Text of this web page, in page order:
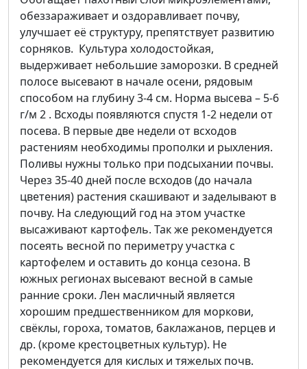
обеззараживает и оздоравливает почву,
улучшает её структуру, препятствует развитию
сорняков. Культура холодостойкая,
выдерживает небольшие заморозки. В средней
полосе высевают в начале осени, рядовым
способом на глубину 3-4 см. Норма высева – 5-6
г/м 2 . Всходы появляются спустя 1-2 недели от
посева. В первые две недели от всходов
растениям необходимы прополки и рыхления.
Поливы нужны только при подсыхании почвы.
Через 35-40 дней после всходов (до начала
цветения) растения скашивают и заделывают в
почву. На следующий год на этом участке
высаживают картофель. Так же рекомендуется
посеять весной по периметру участка с
картофелем и оставить до конца сезона. В
южных регионах высевают весной в самые
ранние сроки. Лен масличный является
хорошим предшественником для моркови,
свёклы, гороха, томатов, баклажанов, перцев и
др. (кроме крестоцветных культур). Не
рекомендуется для кислых и тяжелых почв.